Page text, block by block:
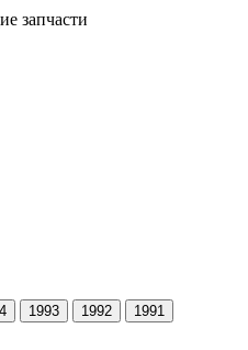
запчасти
1993 1992 1991